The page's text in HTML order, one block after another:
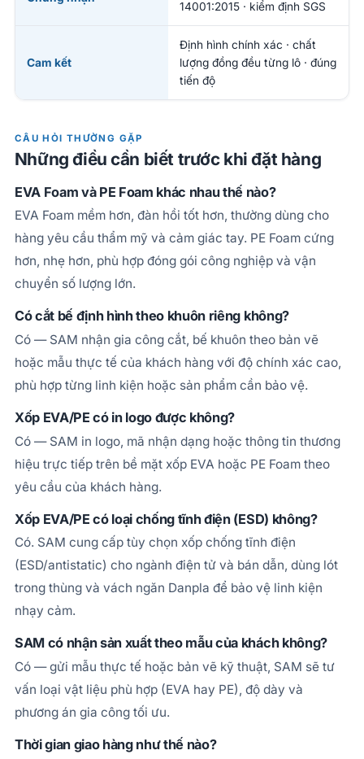
14001:2015 · kiểm định SGS
Cam kết
Định hình chính xác · chất
lượng đồng đều từng lô · đúng
tiến độ
CÂU HỎI THƯỜNG GẶP
Những điều cần biết trước khi đặt hàng
EVA Foam và PE Foam khác nhau thế nào?
EVA Foam mềm hơn, đàn hồi tốt hơn, thường dùng cho
hàng yêu cầu thẩm mỹ và cảm giác tay. PE Foam cứng
hơn, nhẹ hơn, phù hợp đóng gói công nghiệp và vận
chuyển số lượng lớn.
Có cắt bế định hình theo khuôn riêng không?
Có — SAM nhận gia công cắt, bế khuôn theo bản vẽ
hoặc mẫu thực tế của khách hàng với độ chính xác cao,
phù hợp từng linh kiện hoặc sản phẩm cần bảo vệ.
Xốp EVA/PE có in logo được không?
Có — SAM in logo, mã nhận dạng hoặc thông tin thương
hiệu trực tiếp trên bề mặt xốp EVA hoặc PE Foam theo
yêu cầu của khách hàng.
Xốp EVA/PE có loại chống tĩnh điện (ESD) không?
Có. SAM cung cấp tùy chọn xốp chống tĩnh điện
(ESD/antistatic) cho ngành điện tử và bán dẫn, dùng lót
trong thùng và vách ngăn Danpla để bảo vệ linh kiện
nhạy cảm.
SAM có nhận sản xuất theo mẫu của khách không?
Có — gửi mẫu thực tế hoặc bản vẽ kỹ thuật, SAM sẽ tư
vấn loại vật liệu phù hợp (EVA hay PE), độ dày và
phương án gia công tối ưu.
Thời gian giao hàng như thế nào?